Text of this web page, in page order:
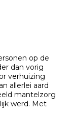
op de
dan vorig
verhuizing
allerlei aard
mantelzorg
werd. Met